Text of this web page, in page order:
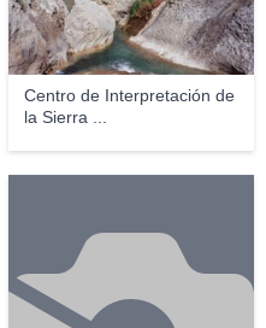
Centro de Interpretación de
la Sierra ...